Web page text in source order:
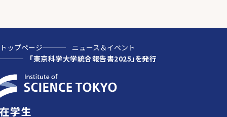
トップページ
ニュース＆イベント
「東京科学大学統合報告書2025」を発行
在学生